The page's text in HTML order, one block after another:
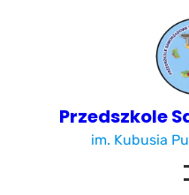
Przedszkole
im. Kubusia